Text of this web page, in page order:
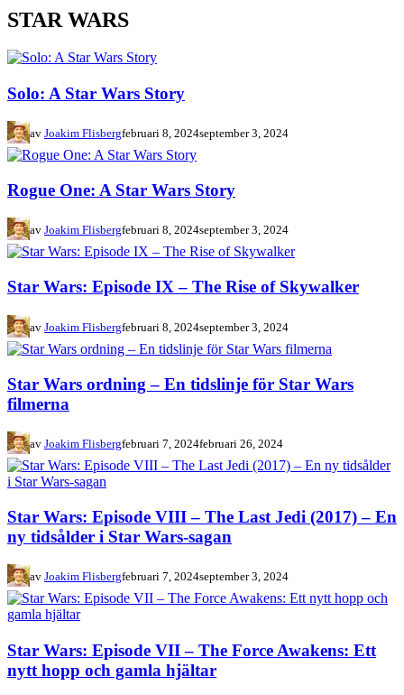
STAR WARS
Solo: A Star Wars Story
av Joakim Flisbergfebruari 8, 2024september 3, 2024
Rogue One: A Star Wars Story
av Joakim Flisbergfebruari 8, 2024september 3, 2024
Star Wars: Episode IX – The Rise of Skywalker
av Joakim Flisbergfebruari 8, 2024september 3, 2024
Star Wars ordning – En tidslinje för Star Wars
filmerna
av Joakim Flisbergfebruari 7, 2024februari 26, 2024
Star Wars: Episode VIII – The Last Jedi (2017) – En
ny tidsålder i Star Wars-sagan
av Joakim Flisbergfebruari 7, 2024september 3, 2024
Star Wars: Episode VII – The Force Awakens: Ett
nytt hopp och gamla hjältar